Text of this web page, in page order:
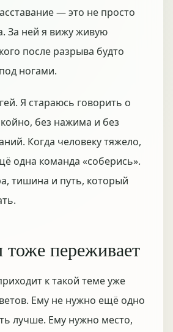
— это не просто
За ней я вижу живую
после разрыва будто
ногами.
Я стараюсь говорить о
без нажима и без
Когда человеку тяжело,
одна команда «соберись».
тишина и путь, который
тоже переживает
к такой теме уже
Ему не нужно ещё одно
лучше. Ему нужно место,